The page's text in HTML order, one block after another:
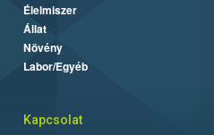
Élelmiszer
Állat
Növény
Labor/Egyéb
Kapcsolat